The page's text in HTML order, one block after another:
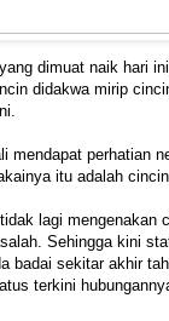
dimuat naik hari
didakwa mirip
mendapat perhatian
itu adalah
lagi
Sehingga kini
badai sekitar akhir
terkini